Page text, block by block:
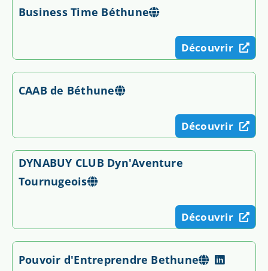
Business Time Béthune
Découvrir
CAAB de Béthune
Découvrir
DYNABUY CLUB Dyn'Aventure
Tournugeois
Découvrir
Pouvoir d'Entreprendre Bethune